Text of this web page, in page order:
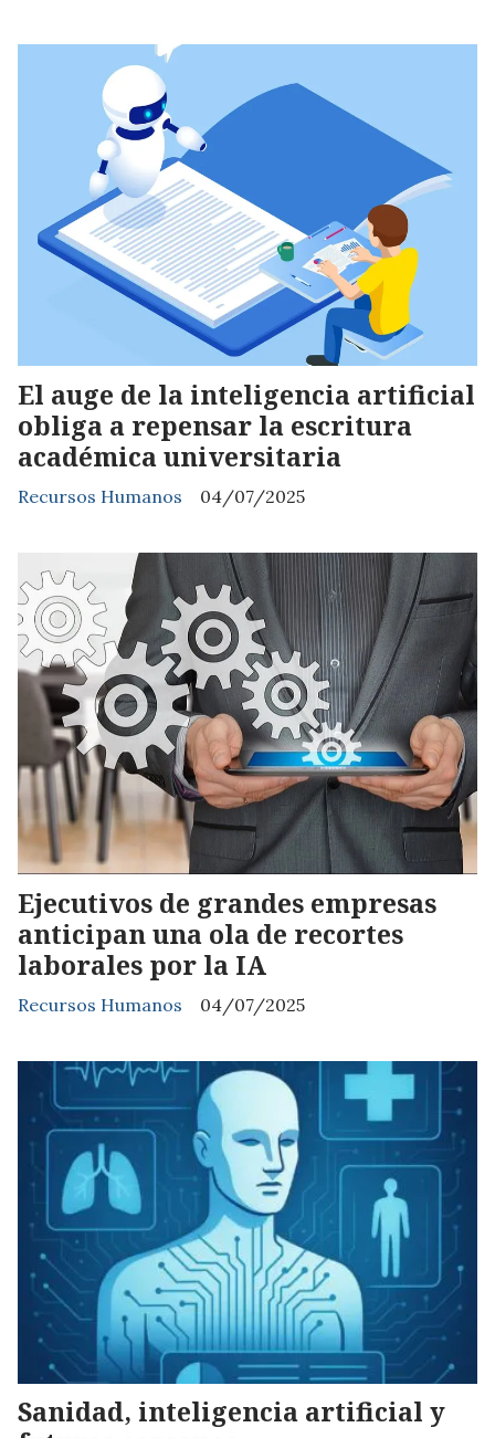
El auge de la inteligencia artificial
obliga a repensar la escritura
académica universitaria
Recursos Humanos 04/07/2025
Ejecutivos de grandes empresas
anticipan una ola de recortes
laborales por la IA
Recursos Humanos 04/07/2025
Sanidad, inteligencia artificial y